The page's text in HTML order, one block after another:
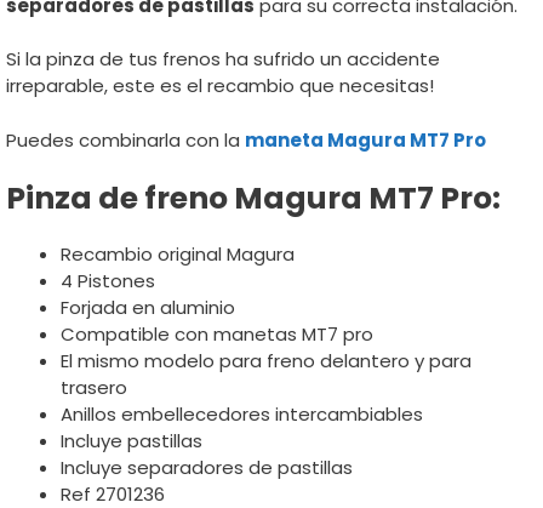
Si la pinza de tus frenos ha sufrido un accidente
irreparable, este es el recambio que necesitas!
Puedes combinarla con la maneta Magura MT7 Pro
Pinza de freno Magura MT7 Pro:
Recambio original Magura
4 Pistones
Forjada en aluminio
Compatible con manetas MT7 pro
El mismo modelo para freno delantero y para
trasero
Anillos embellecedores intercambiables
Incluye pastillas
Incluye separadores de pastillas
Ref 2701236